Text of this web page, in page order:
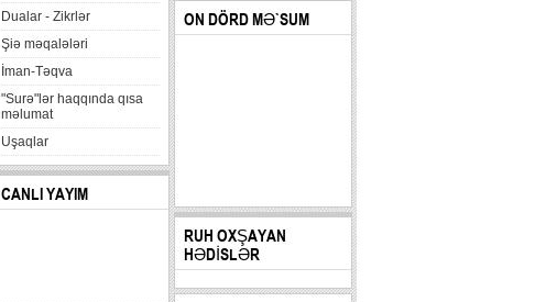
Dualar - Zikrlər
Şiə məqalələri
İman-Təqva
"Surə"lər haqqında qısa
məlumat
Uşaqlar
CANLI YAYIM
qəsrinə çatması
6....
ON DÖRD MƏ`SUM
RUH OXŞAYAN
HƏDİSLƏR